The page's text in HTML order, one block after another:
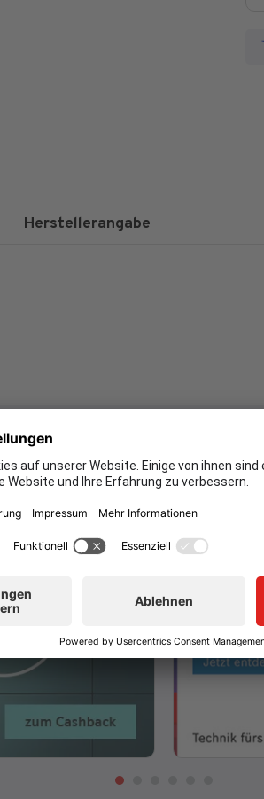
Herstellerangabe
Aktuelle Aktionen